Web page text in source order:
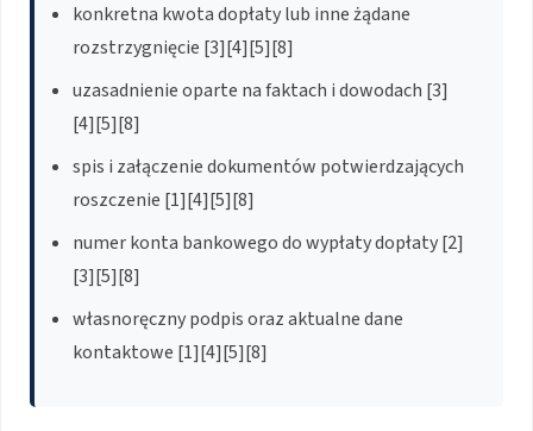
konkretna kwota dopłaty lub inne żądane
rozstrzygnięcie [3][4][5][8]
uzasadnienie oparte na faktach i dowodach [3]
[4][5][8]
spis i załączenie dokumentów potwierdzających
roszczenie [1][4][5][8]
numer konta bankowego do wypłaty dopłaty [2]
[3][5][8]
własnoręczny podpis oraz aktualne dane
kontaktowe [1][4][5][8]